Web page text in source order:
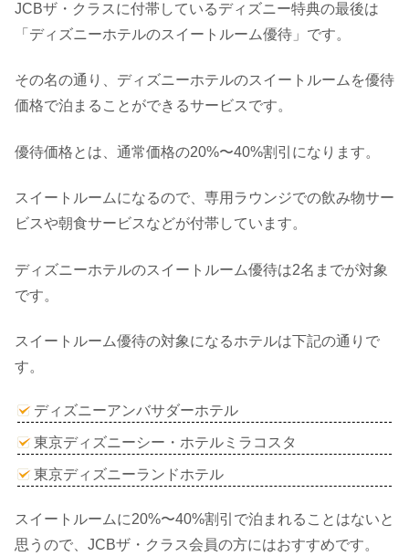
JCBザ・クラスに付帯しているディズニー特典の最後は
「ディズニーホテルのスイートルーム優待」です。
その名の通り、ディズニーホテルのスイートルームを優待
価格で泊まることができるサービスです。
優待価格とは、通常価格の20%〜40%割引になります。
スイートルームになるので、専用ラウンジでの飲み物サー
ビスや朝食サービスなどが付帯しています。
ディズニーホテルのスイートルーム優待は2名までが対象
です。
スイートルーム優待の対象になるホテルは下記の通りで
す。
ディズニーアンバサダーホテル
東京ディズニーシー・ホテルミラコスタ
東京ディズニーランドホテル
スイートルームに20%〜40%割引で泊まれることはないと
思うので、JCBザ・クラス会員の方にはおすすめです。